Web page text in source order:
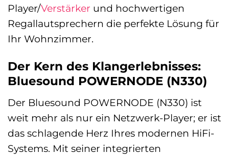
Player/Verstärker und hochwertigen
Regallautsprechern die perfekte Lösung für
Ihr Wohnzimmer.
Der Kern des Klangerlebnisses:
Bluesound POWERNODE (N330)
Der Bluesound POWERNODE (N330) ist
weit mehr als nur ein Netzwerk-Player; er ist
das schlagende Herz Ihres modernen HiFi-
Systems. Mit seiner integrierten